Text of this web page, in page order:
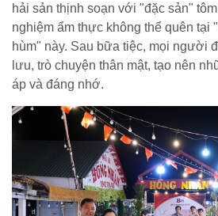
hải sản thịnh soạn với "đặc sản"
nghiệm ẩm thực không thể quên tại
hùm" này. Sau bữa tiệc, mọi người
lưu, trò chuyện thân mật, tạo nên
áp và đáng nhớ.